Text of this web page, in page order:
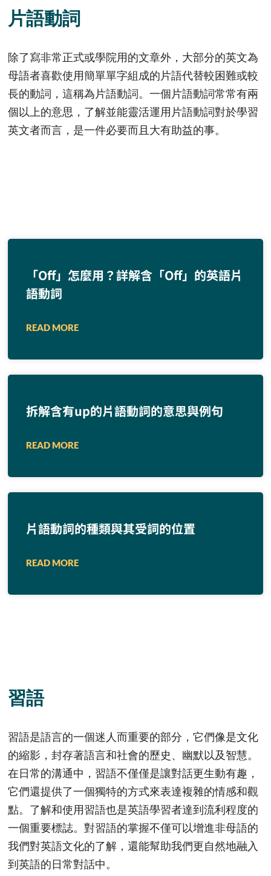
片語動詞
除了寫非常正式或學院用的文章外，大部分的英文為
母語者喜歡使用簡單單字組成的片語代替較困難或較
長的動詞，這稱為片語動詞。一個片語動詞常常有兩
個以上的意思，了解並能靈活運用片語動詞對於學習
英文者而言，是一件必要而且大有助益的事。
「Off」怎麼用？詳解含「Off」的英語片
語動詞
READ MORE
拆解含有up的片語動詞的意思與例句
READ MORE
片語動詞的種類與其受詞的位置
READ MORE
習語
習語是語言的一個迷人而重要的部分，它們像是文化
的縮影，封存著語言和社會的歷史、幽默以及智慧。
在日常的溝通中，習語不僅僅是讓對話更生動有趣，
它們還提供了一個獨特的方式來表達複雜的情感和觀
點。了解和使用習語也是英語學習者達到流利程度的
一個重要標誌。對習語的掌握不僅可以增進非母語的
我們對英語文化的了解，還能幫助我們更自然地融入
到英語的日常對話中。